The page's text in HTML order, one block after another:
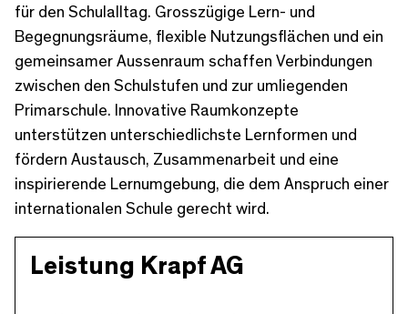
für den Schulalltag. Grosszügige Lern- und
Begegnungsräume, flexible Nutzungsflächen und ein
gemeinsamer Aussenraum schaffen Verbindungen
zwischen den Schulstufen und zur umliegenden
Primarschule. Innovative Raumkonzepte
unterstützen unterschiedlichste Lernformen und
fördern Austausch, Zusammenarbeit und eine
inspirierende Lernumgebung, die dem Anspruch einer
internationalen Schule gerecht wird.
Leistung Krapf AG